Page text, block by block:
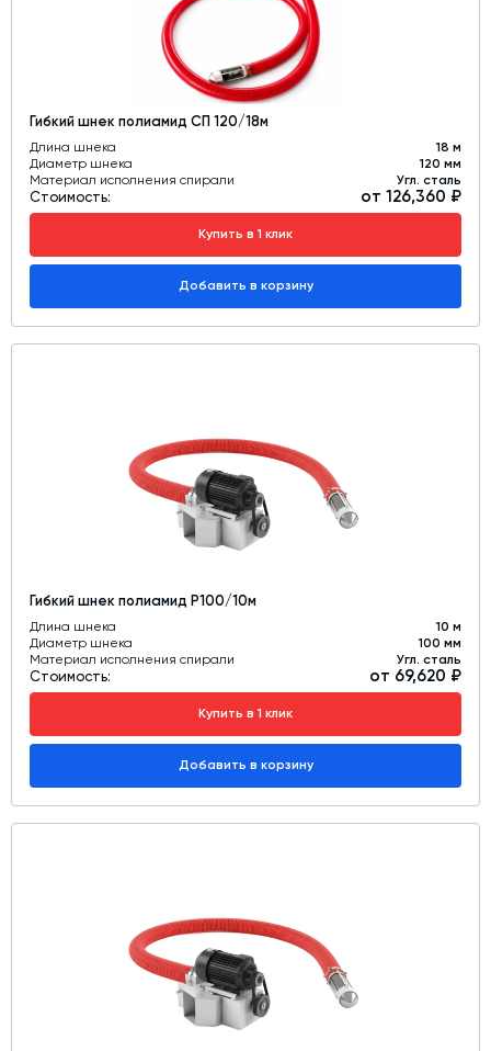
Гибкий шнек полиамид СП 120/18м
Длина шнека
18 м
Диаметр шнека
120 мм
Материал исполнения спирали
Угл. сталь
Стоимость: от 126,360 ₽
Купить в 1 клик
Добавить в корзину
Гибкий шнек полиамид Р100/10м
Длина шнека
10 м
Диаметр шнека
100 мм
Материал исполнения спирали
Угл. сталь
Стоимость: от 69,620 ₽
Купить в 1 клик
Добавить в корзину